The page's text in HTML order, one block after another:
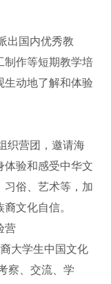
出国内优秀教
制作等短期教学培
生动地了解和体验
织营团，邀请海
体验和感受中华文
习俗、艺术等，加
文化自信。
营
大学生中国文化
察、交流、学